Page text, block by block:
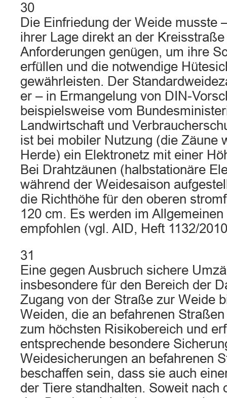
30
Die Einfriedung der Weide musste
ihrer Lage direkt an der
Anforderungen genügen, um ihre
erfüllen und die notwendige
gewährleisten. Der
er – in Ermangelung von DIN-
beispielsweise vom
Landwirtschaft und
ist bei mobiler Nutzung (die Zäune
Herde) ein Elektronetz mit einer
Bei Drahtzäunen (halbstationäre
während der Weidesaison
die Richthöhe für den oberen
120 cm. Es werden im
empfohlen (vgl. AID, Heft 1132/
31
Eine gegen Ausbruch sichere
insbesondere für den Bereich der
Zugang von der Straße zur Weide
Weiden, die an befahrenen
zum höchsten Risikobereich und
entsprechende besondere
Weidesicherungen an befahrenen
beschaffen sein, dass sie auch
der Tiere standhalten. Soweit nach